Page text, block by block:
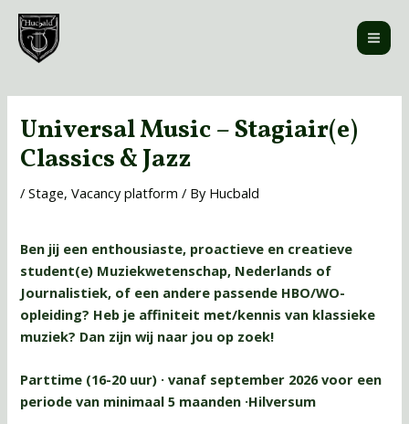
Skip
content
Universal Music – Stagiair(e)
Classics & Jazz
/Stage,Vacancy platform / By Hucbald
Ben jij een enthousiaste, proactieve en creatieve
student(e) Muziekwetenschap, Nederlands of
Journalistiek, of een andere passende HBO/WO-
opleiding? Heb je affiniteit met/kennis van klassieke
muziek? Dan zijn wij naar jou op zoek!
Parttime (16-20 uur) · vanaf september 2026 voor een
periode van minimaal 5 maanden ·Hilversum